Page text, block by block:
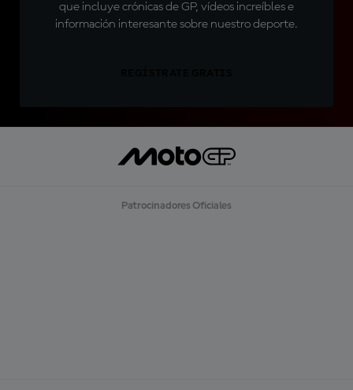
que incluye crónicas de GP, vídeos increíbles e
información interesante sobre nuestro deporte.
Patrocinadores Oficiales